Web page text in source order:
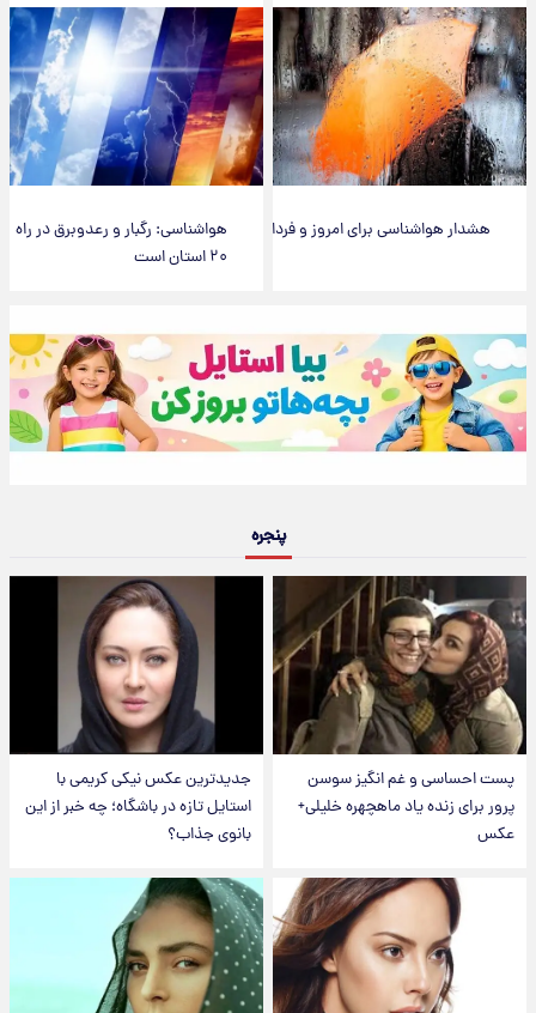
هشدار هواشناسی برای امروز و فردا
هواشناسی: رگبار و رعدوبرق در راه
۲۰ استان است
پنجره
پست احساسی و غم انگیز سوسن
پرور برای زنده یاد ماهچهره خلیلی+
عکس
جدیدترین عکس نیکی کریمی با
استایل تازه در باشگاه؛ چه خبر از این
بانوی جذاب؟